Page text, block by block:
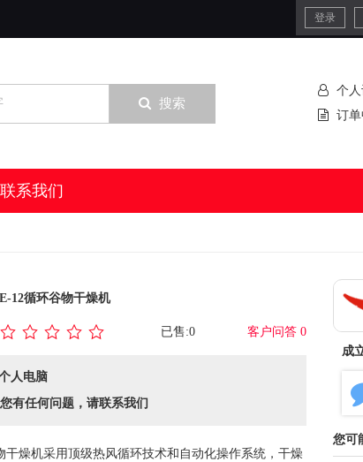
登录
搜索
个
订
联系我们
12循环谷物干燥机
已售:0 客户问答 0
人电脑
有任何问题，请联系我们
干燥机采用顶级热风循环技术和自动化操作系统，干燥
成
您可